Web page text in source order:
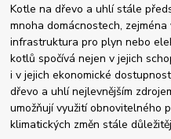
Kotle na dřevo a uhlí stále
mnoha domácnostech,
infrastruktura pro plyn nebo
kotlů spočívá nejen v jejich
i v jejich ekonomické
dřevo a uhlí nejlevnějším
umožňují využití obnovitelného
klimatických změn stále